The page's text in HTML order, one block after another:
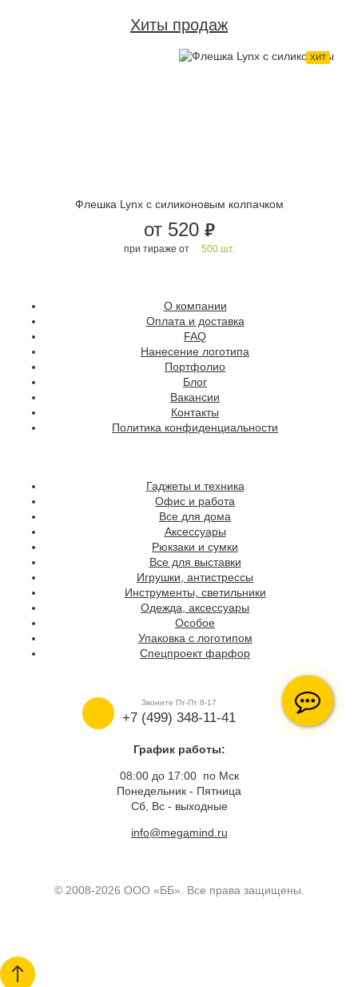
Хиты продаж
ХИТ
Флешка Lynx с силиконовым колпачком
от 520 руб.
при тираже от 500 шт.
О компании
Оплата и доставка
FAQ
Нанесение логотипа
Портфолио
Блог
Вакансии
Контакты
Политика конфиденциальности
Гаджеты и техника
Офис и работа
Все для дома
Аксессуары
Рюкзаки и сумки
Все для выставки
Игрушки, антистрессы
Инструменты, светильники
Одежда, аксессуары
Особое
Упаковка с логотипом
Спецпроект фарфор
Звоните Пт-Пт 8-17
+7 (499) 348-11-41
График работы:
08:00 до 17:00 по Мск
Понедельник - Пятница
Сб, Вс - выходные
info@megamind.ru
© 2008-2026 ООО «ББ». Все права защищены.